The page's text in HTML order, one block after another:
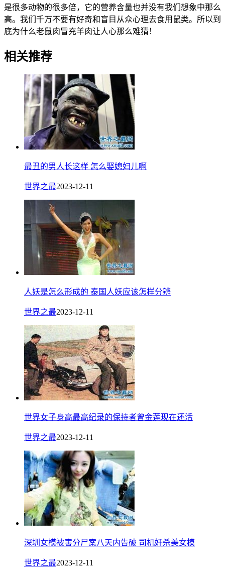
是很多动物的很多倍，它的营养含量也并没有我们想象中那么
高。我们千万不要有好奇和盲目从众心理去食用鼠类。所以到
底为什么老鼠肉冒充羊肉让人心那么难猜！
相关推荐
最丑的男人长这样 怎么娶媳妇儿啊
世界之最2023-12-11
人妖是怎么形成的 泰国人妖应该怎样分辨
世界之最2023-12-11
世界女子身高最高纪录的保持者曾金莲现在还活
世界之最2023-12-11
深圳女模被害分尸案八天内告破 司机奸杀美女模
世界之最2023-12-11